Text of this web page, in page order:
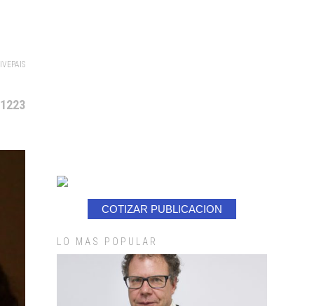
COTIZAR PUBLICACION
LO MAS POPULAR